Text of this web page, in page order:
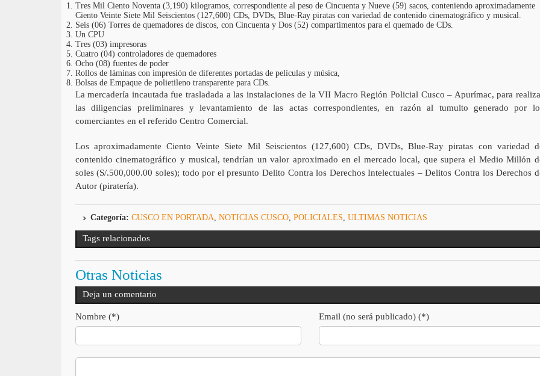
Tres Mil Ciento Noventa (3,190) kilogramos, correspondiente al peso de Cincuenta y Nueve (59) sacos, conteniendo aproximadamente
Ciento Veinte Siete Mil Seiscientos (127,600) CDs, DVDs, Blue-Ray piratas con variedad de contenido cinematográfico y musical.
Seis (06) Torres de quemadores de discos, con Cincuenta y Dos (52) compartimentos para el quemado de CDs.
Un CPU
Tres (03) impresoras
Cuatro (04) controladores de quemadores
Ocho (08) fuentes de poder
Rollos de láminas con impresión de diferentes portadas de películas y música,
Bolsas de Empaque de polietileno transparente para CDs.
La mercadería incautada fue trasladada a las instalaciones de la VII Macro Región Policial Cusco – Apurímac, para
las diligencias preliminares y levantamiento de las actas correspondientes, en razón al tumulto generado por
comerciantes en el referido Centro Comercial.
Los aproximadamente Ciento Veinte Siete Mil Seiscientos (127,600) CDs, DVDs, Blue-Ray piratas con variedad
contenido cinematográfico y musical, tendrían un valor aproximado en el mercado local, que supera el Medio Millón
soles (S/.500,000.00 soles); todo por el presunto Delito Contra los Derechos Intelectuales – Delitos Contra los Derechos
Autor (piratería).
Categoría: CUSCO EN PORTADA NOTICIAS CUSCO, POLICIALES ULTIMAS NOTICIAS
Tags relacionados
Otras Noticias
Deja un comentario
Nombre (*) Email (no será publicado) (*)